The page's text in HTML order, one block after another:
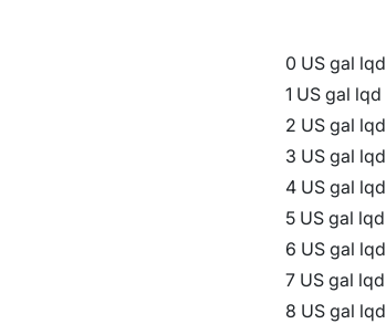
0 US gal lqd
1 US gal lqd
2 US gal lqd
3 US gal lqd
4 US gal lqd
5 US gal lqd
6 US gal lqd
7 US gal lqd
8 US gal lqd